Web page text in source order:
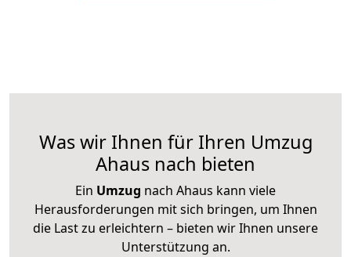
Was wir Ihnen für Ihren Umzug
Ahaus nach bieten
Ein Umzug nach Ahaus kann viele
Herausforderungen mit sich bringen, um Ihnen
die Last zu erleichtern – bieten wir Ihnen unsere
Unterstützung an.